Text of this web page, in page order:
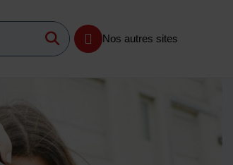
Lancer la recherche
Nos autres sites